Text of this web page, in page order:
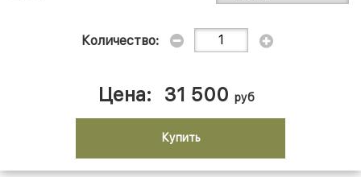
Количество:
Цена: 31 500 руб
Купить